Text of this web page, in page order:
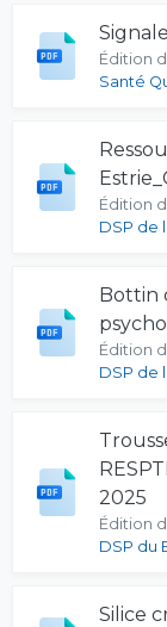
Édition
Santé
Édition
DSP de
Bottin
Édition
DSP de
2025
Édition
DSP du
Silice